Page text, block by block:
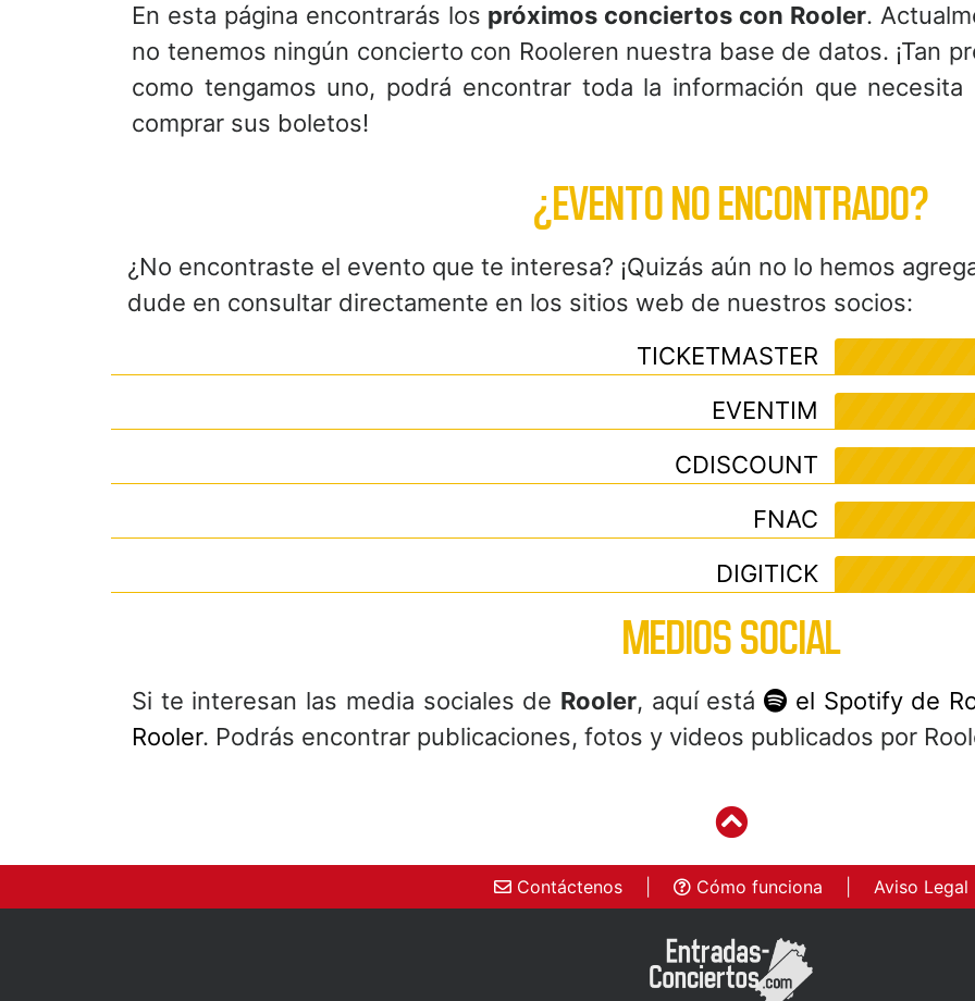
En esta página encontrarás los próximos conciertos con Rooler.
no tenemos ningún concierto con Rooleren nuestra base de datos. ¡Tan
como tengamos uno, podrá encontrar toda la información que necesita
comprar sus boletos!
¿EVENTO NO ENCONTRADO?
¿No encontraste el evento que te interesa? ¡Quizás aún no lo hemos
dude en consultar directamente en los sitios web de nuestros socios:
TICKETMASTER
EVENTIM
CDISCOUNT
FNAC
DIGITICK
MEDIOS SOCIAL
Si te interesan las media sociales de Rooler, aquí está
el Spotify de
Rooler. Podrás encontrar publicaciones, fotos y videos publicados por
Contáctenos Cómo funciona Aviso Legal